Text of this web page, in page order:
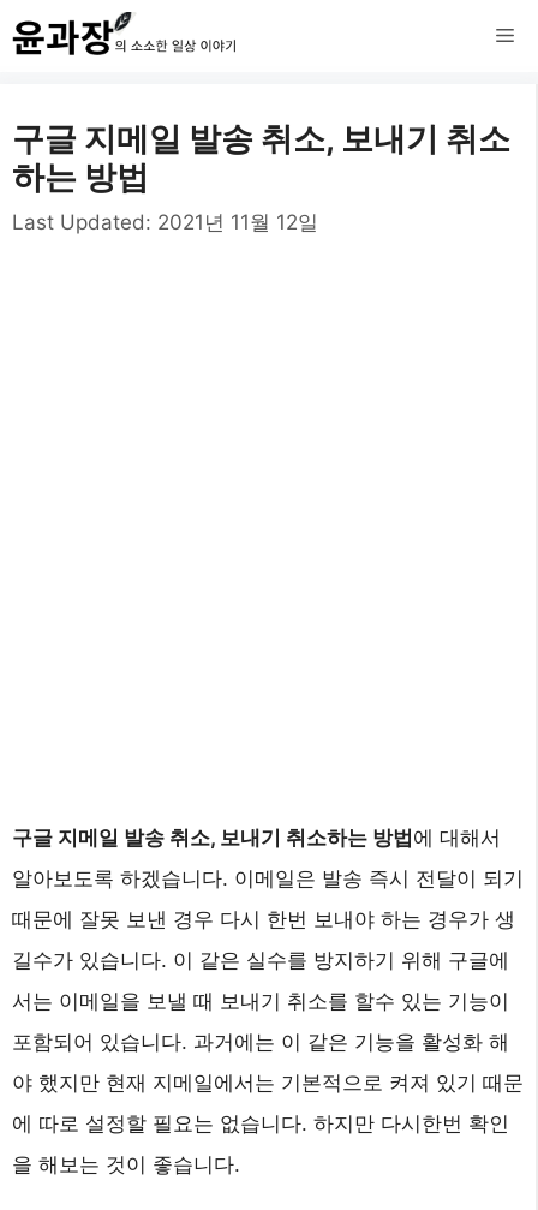
컨
텐
로
건
너
메
구글 지메일 발송 취소, 보내기 취소
하는 방법
Last Updated: 2021년 11월 12일
구글 지메일 발송 취소, 보내기 취소하는 방법에 대해서
알아보도록 하겠습니다. 이메일은 발송 즉시 전달이 되기
때문에 잘못 보낸 경우 다시 한번 보내야 하는 경우가 생
길수가 있습니다. 이 같은 실수를 방지하기 위해 구글에
서는 이메일을 보낼 때 보내기 취소를 할수 있는 기능이
포함되어 있습니다. 과거에는 이 같은 기능을 활성화 해
야 했지만 현재 지메일에서는 기본적으로 켜져 있기 때문
에 따로 설정할 필요는 없습니다. 하지만 다시한번 확인
을 해보는 것이 좋습니다.